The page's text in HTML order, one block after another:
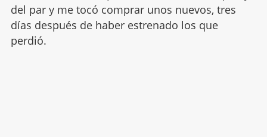
del par y me tocó comprar unos nuevos, tres
días después de haber estrenado los que
perdió.